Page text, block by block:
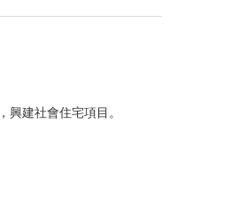
建社會住宅項目。